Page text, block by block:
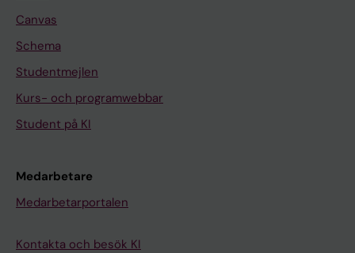
Canvas
Schema
Studentmejlen
Kurs- och programwebbar
Student på KI
Medarbetare
Medarbetarportalen
Kontakta och besök KI